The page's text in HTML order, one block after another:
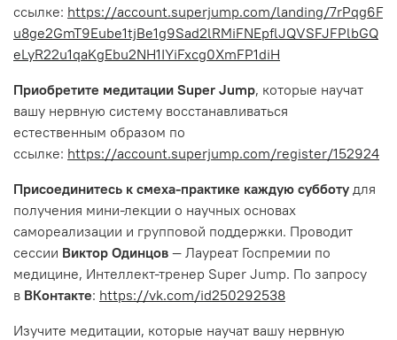
ссылке: https://account.superjump.com/landing/7rPqg6F
u8ge2GmT9Eube1tjBe1g9Sad2lRMiFNEpflJQVSFJFPlbGQ
eLyR22u1qaKgEbu2NH1IYiFxcg0XmFP1diH
Приобретите медитации Super Jump, которые научат
вашу нервную систему восстанавливаться
естественным образом по
ссылке: https://account.superjump.com/register/152924
Присоединитесь к смеха-практике каждую субботу для
получения мини-лекции о научных основах
самореализации и групповой поддержки. Проводит
сессии Виктор Одинцов — Лауреат Госпремии по
медицине, Интеллект-тренер Super Jump. По запросу
в ВКонтакте: https://vk.com/id250292538
Изучите медитации, которые научат вашу нервную